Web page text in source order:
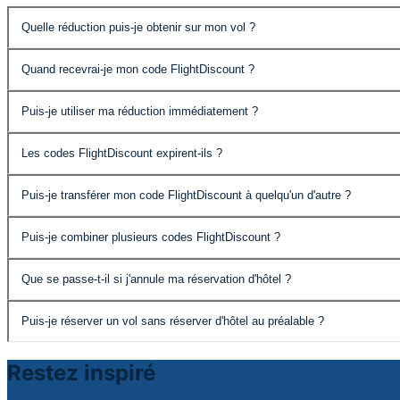
Quelle réduction puis-je obtenir sur mon vol ?
Quand recevrai-je mon code FlightDiscount ?
Puis-je utiliser ma réduction immédiatement ?
Les codes FlightDiscount expirent-ils ?
Puis-je transférer mon code FlightDiscount à quelqu'un d'autre ?
réservation d'hôtel originale.
Puis-je combiner plusieurs codes FlightDiscount ?
Que se passe-t-il si j'annule ma réservation d'hôtel ?
Puis-je réserver un vol sans réserver d'hôtel au préalable ?
confirmation d'une réservation d'hôtel.
Restez inspiré